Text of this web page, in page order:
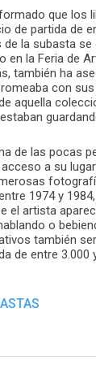
que los
de partida de
de la subasta se
en la Feria de
también ha
con
aquella
de las pocas
a su
1974 y
el artista
o
también
de entre 3.000